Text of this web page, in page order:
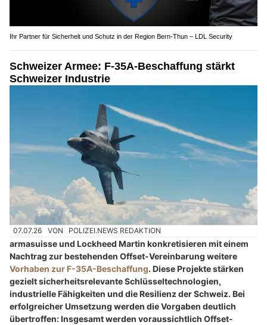
Ihr Partner für Sicherheit und Schutz in der Region Bern-Thun – LDL Security
Schweizer Armee: F-35A-Beschaffung stärkt
Schweizer Industrie
07.07.26 VON POLIZEI.NEWS REDAKTION
armasuisse und Lockheed Martin konkretisieren mit einem
Nachtrag zur bestehenden Offset-Vereinbarung weitere
Vorhaben zur F-35A-Beschaffung. Diese Projekte stärken
gezielt sicherheitsrelevante Schlüsseltechnologien,
industrielle Fähigkeiten und die Resilienz der Schweiz. Bei
erfolgreicher Umsetzung werden die Vorgaben deutlich
übertroffen: Insgesamt werden voraussichtlich Offset-